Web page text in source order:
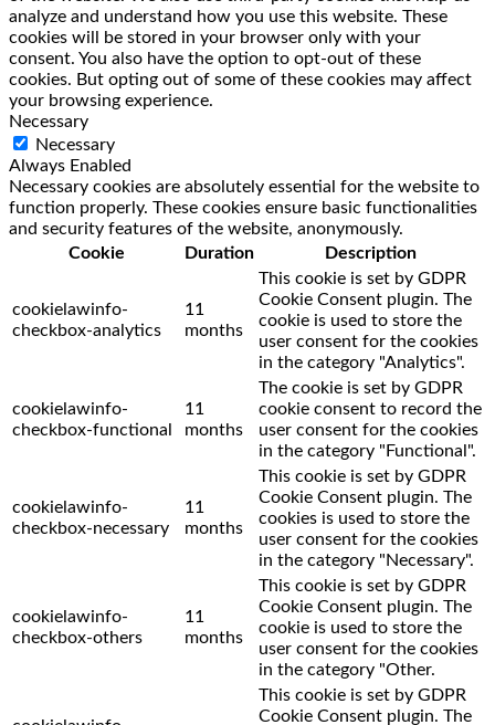
analyze and understand how you use this website. These
cookies will be stored in your browser only with your
consent. You also have the option to opt-out of these
cookies. But opting out of some of these cookies may affect
your browsing experience.
Necessary
Necessary
Always Enabled
Necessary cookies are absolutely essential for the website to
function properly. These cookies ensure basic functionalities
and security features of the website, anonymously.
Cookie
Duration Description
cookielawinfo-
checkbox-analytics
11
months
This cookie is set by GDPR
Cookie Consent plugin. The
cookie is used to store the
user consent for the cookies
in the category "Analytics".
cookielawinfo-
checkbox-functional
11
months
The cookie is set by GDPR
cookie consent to record the
user consent for the cookies
in the category "Functional".
cookielawinfo-
checkbox-necessary
11
months
This cookie is set by GDPR
Cookie Consent plugin. The
cookies is used to store the
user consent for the cookies
in the category "Necessary".
cookielawinfo-
checkbox-others
11
months
This cookie is set by GDPR
Cookie Consent plugin. The
cookie is used to store the
user consent for the cookies
in the category "Other.
This cookie is set by GDPR
Cookie Consent plugin. The